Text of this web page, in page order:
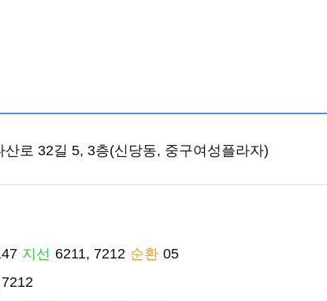
산로 32길 5, 3층(신당동, 중구여성플라자)
지선 6211, 7212 순환 05